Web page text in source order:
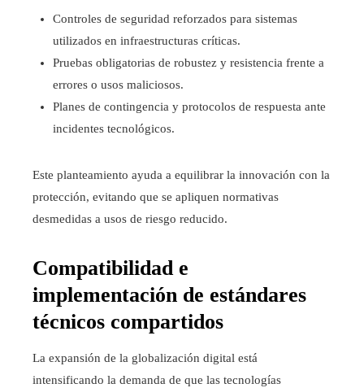
Controles de seguridad reforzados para sistemas
utilizados en infraestructuras críticas.
Pruebas obligatorias de robustez y resistencia frente a
errores o usos maliciosos.
Planes de contingencia y protocolos de respuesta ante
incidentes tecnológicos.
Este planteamiento ayuda a equilibrar la innovación con la
protección, evitando que se apliquen normativas
desmedidas a usos de riesgo reducido.
Compatibilidad e
implementación de estándares
técnicos compartidos
La expansión de la globalización digital está
intensificando la demanda de que las tecnologías